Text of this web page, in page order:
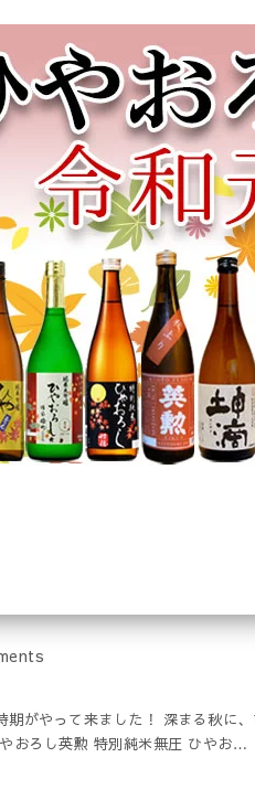
期がやって来ました！ 深まる秋に
おろし英勲 特別純米無圧 ひやお…